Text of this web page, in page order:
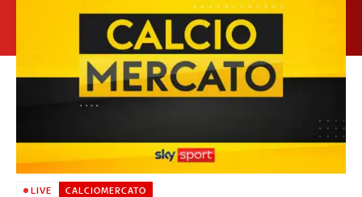
LIVE CALCIOMERCATO